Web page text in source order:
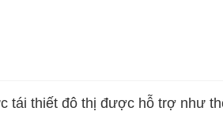
tái thiết đô thị được hỗ trợ như